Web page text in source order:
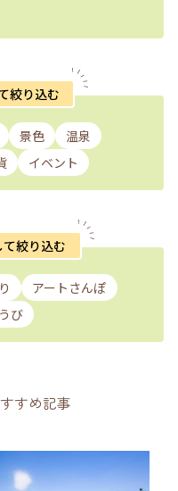
絞り込む
景色
温泉
イベント
絞り込む
アートさんぽ
び
すめ記事